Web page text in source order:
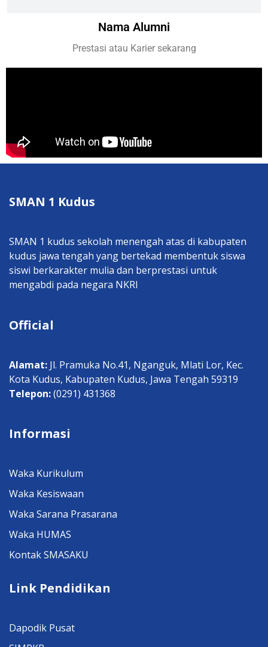
Nama Alumni
Prestasi atau Karier sekarang
SMAN 1 Kudus
SMAN 1 kudus sekolah menengah atas di kabupaten
kudus jawa tengah yang bertekad membentuk siswa
siswi berkarakter mulia dan berprestasi untuk
mengabdi pada negara NKRI
Official
Alamat: Jl. Pramuka No.41, Nganguk, Mlati Lor, Kec.
Kota Kudus, Kabupaten Kudus, Jawa Tengah 59319
Telepon:(0291) 431368
Informasi
Waka Kurikulum
Waka Kesiswaan
Waka Sarana Prasarana
Waka HUMAS
Kontak SMASAKU
Link Pendidikan
Dapodik Pusat